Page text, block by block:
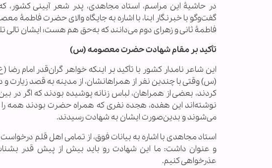
در حاشیۀ این مراسم، استاد مجاهدی، پدر شعر آیینی
گفت‌وگو با خبرنگار ابنا، با اشاره به جایگاه والای حضرت
فاطمۀ ثانی و زهرای دوم می‌دانند که به‌حق هم هست؛ ایشان
تأکید بر مقام شهادت حضرت معصومه (س)
این شاعر نامدار کشور با تأکید بر اینکه خواهر گران‌قدر
(س) وقتی با چندین نفر از همراهانشان، از مدینه به قصد زیارت
کردند، بعضی از همراهان، لباس زنانه پوشیده بودند که اگر
نوشته‌اند این هفده‌، هجده نفری که همراه حضرت بودند همه
می‌شوند و بدین‌صورت ایشان به شهادت رسیدند.
استاد مجاهدی با اشاره به بیانات فوق، از تمامی اهل قلم
و عنوان داشت: ما این شهادت رو باید بیش از پیش قدر
عذرخواهی کنیم.